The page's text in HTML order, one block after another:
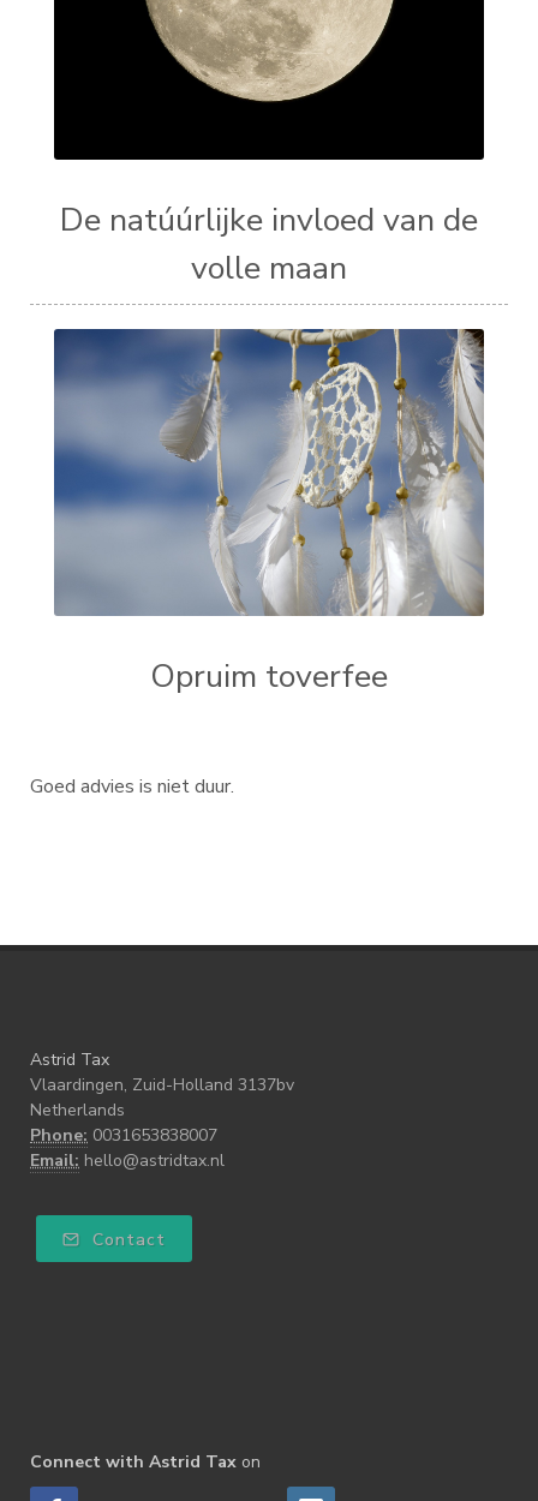
De natúúrlijke invloed van de
volle maan
Opruim toverfee
Goed advies is niet duur.
Astrid Tax
Vlaardingen, Zuid-Holland 3137bv
Netherlands
Phone: 0031653838007
Email: hello@astridtax.nl
Contact
Connect with Astrid Tax on